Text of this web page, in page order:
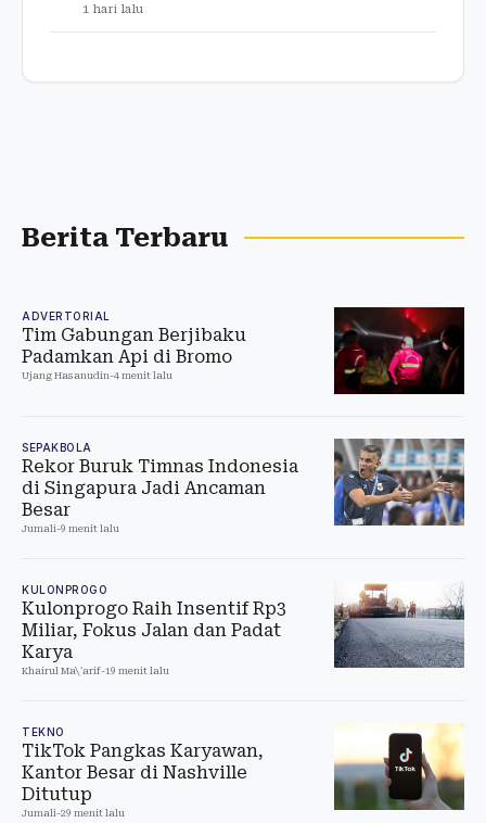
1 hari lalu
Berita Terbaru
ADVERTORIAL
Tim Gabungan Berjibaku
Padamkan Api di Bromo
Ujang Hasanudin-4 menit lalu
SEPAKBOLA
Rekor Buruk Timnas Indonesia
di Singapura Jadi Ancaman
Besar
Jumali-9 menit lalu
KULONPROGO
Kulonprogo Raih Insentif Rp3
Miliar, Fokus Jalan dan Padat
Karya
Khairul Ma\'arif-19 menit lalu
TEKNO
TikTok Pangkas Karyawan,
Kantor Besar di Nashville
Ditutup
Jumali-29 menit lalu